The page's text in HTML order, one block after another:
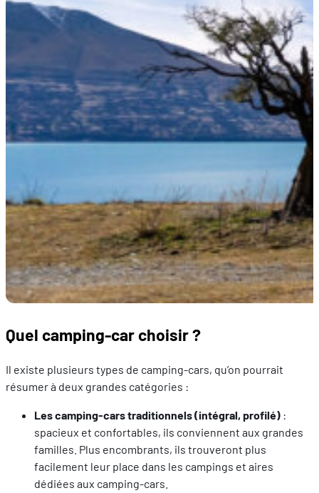
Quel camping-car choisir ?
Il existe plusieurs types de camping-cars, qu’on pourrait
résumer à deux grandes catégories :
Les camping-cars traditionnels (intégral, profilé) :
spacieux et confortables, ils conviennent aux grandes
familles. Plus encombrants, ils trouveront plus
facilement leur place dans les campings et aires
dédiées aux camping-cars.